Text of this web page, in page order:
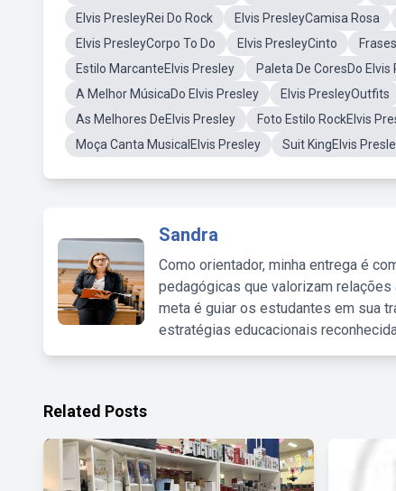
Elvis PresleyRei Do Rock
Elvis PresleyCamisa Rosa
Elvis PresleyCorpo To Do
Elvis PresleyCinto
Estilo MarcanteElvis Presley
Paleta De CoresDo Elvis
A Melhor MúsicaDo Elvis Presley
Elvis PresleyOutfits
As Melhores DeElvis Presley
Foto Estilo RockElvis
Moça Canta MusicalElvis Presley
Suit KingElvis
Sandra
Como orientador, minha entrega é
pedagógicas que valorizam
meta é guiar os estudantes em sua
estratégias educacionais
Related Posts